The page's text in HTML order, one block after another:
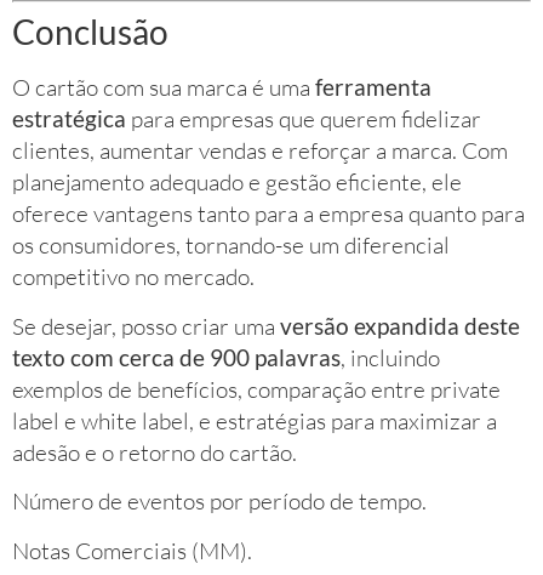
Conclusão
O cartão com sua marca é uma ferramenta
estratégica para empresas que querem fidelizar
clientes, aumentar vendas e reforçar a marca. Com
planejamento adequado e gestão eficiente, ele
oferece vantagens tanto para a empresa quanto para
os consumidores, tornando-se um diferencial
competitivo no mercado.
Se desejar, posso criar uma versão expandida deste
texto com cerca de 900 palavras, incluindo
exemplos de benefícios, comparação entre private
label e white label, e estratégias para maximizar a
adesão e o retorno do cartão.
Número de eventos por período de tempo.
Notas Comerciais (MM).